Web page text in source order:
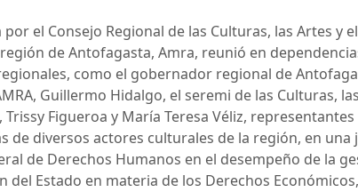
el Consejo Regional de las Culturas, las Artes y
de Antofagasta, Amra, reunió en
como el gobernador regional de
Guillermo Hidalgo, el seremi de las Culturas,
Trissy Figueroa y María Teresa Véliz,
de diversos actores culturales de la región, en
de Derechos Humanos en el desempeño de la
del Estado en materia de los Derechos